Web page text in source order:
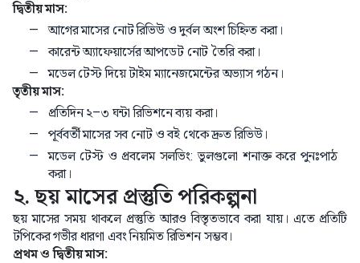
দ্বিতীয় মাস:
আগের মাসের নোট রিভিউ ও দুর্বল অংশ চিহ্নিত করা।
কারেন্ট অ্যাফেয়ার্সের আপডেট নোট তৈরি করা।
মডেল টেস্ট দিয়ে টাইম ম্যানেজমেন্টের অভ্যাস গঠন।
তৃতীয় মাস:
প্রতিদিন ২–৩ ঘন্টা রিভিশনে ব্যয় করা।
পূর্ববর্তী মাসের সব নোট ও বই থেকে দ্রুত রিভিউ।
মডেল টেস্ট ও প্রবলেম সলভিং: ভুলগুলো শনাক্ত করে পুনঃপাঠ
করা।
২. ছয় মাসের প্রস্তুতি পরিকল্পনা
ছয় মাসের সময় থাকলে প্রস্তুতি আরও বিস্তৃতভাবে করা যায়। এতে প্রতিটি
টপিকের গভীর ধারণা এবং নিয়মিত রিভিশন সম্ভব।
প্রথম ও দ্বিতীয় মাস: